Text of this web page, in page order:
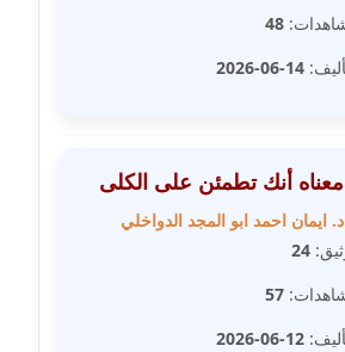
48
14-06-2026
معناه أنك تطمئن على الكلى
د. ايمان احمد ابو المجد الدواخلي
24
57
12-06-2026